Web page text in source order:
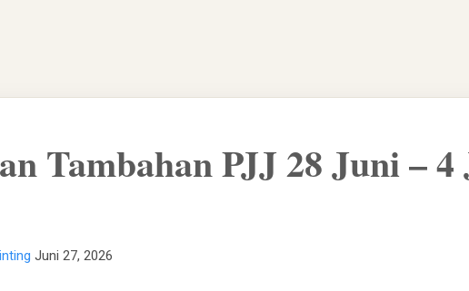
Tambahan PJJ 28 Juni –
Juni 27, 2026